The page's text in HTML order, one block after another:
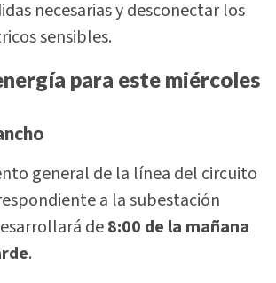
necesarias y desconectar los
sensibles.
para este miércoles
general de la línea del circuito
a la subestación
de8:00 de la mañana
.